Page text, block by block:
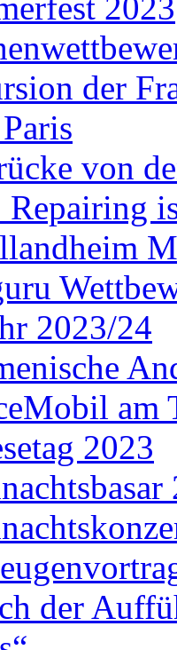
2023
der
von
2023/24
am
2023
der